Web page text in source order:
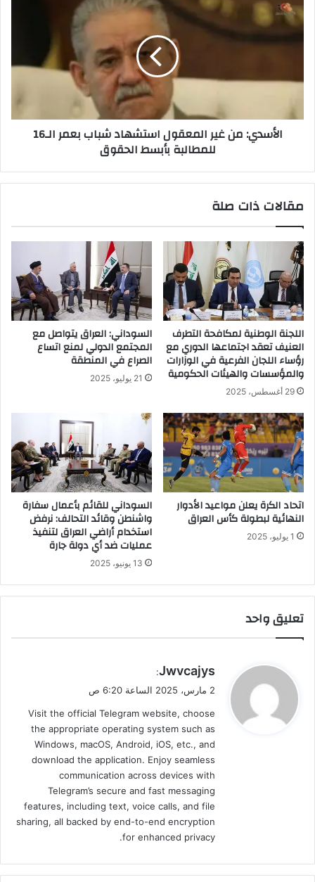
من
غير
المعقول
للمطالبة
بأبسط
الأسدي: من غير المعقول استشهاد شباب بعمر الـ16
للمطالبة بأبسط الحقوق
مقالات ذات صلة
اللجنة الوطنية لمكافحة التطرف
العنيف تعقد اجتماعها الدوري مع
رؤساء اللجان الفرعية في الوزارات
والمؤسسات والهيئات الحكومية
29 أغسطس، 2025
السوداني: العراق يتواصل مع
المجتمع الدولي لمنع اتساع
الصراع في المنطقة
21 يوليو، 2025
اتحاد الكرة يعلن مواعيد الأدوار
النهائية لبطولة كأس العراق
1 يوليو، 2025
السوداني للقائم بأعمال سفارة
واشنطن وقائد التحالف: نرفض
استخدام أراضي العراق لتنفيذ
عمليات ضد أي دولة جارة
13 يونيو، 2025
تعليق واحد
ي
ل
Jwvcajys
:
2 مارس، 2025 الساعة 6:20 ص
Visit the official Telegram website, choose
the appropriate operating system such as
Windows, macOS, Android, iOS, etc., and
download the application. Enjoy seamless
communication across devices with
Telegram’s secure and fast messaging
features, including text, voice calls, and file
sharing, all backed by end-to-end encryption
for enhanced privacy.